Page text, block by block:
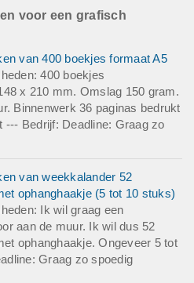
voor een grafisch
van 400 boekjes formaat A5
400 boekjes
x 210 mm. Omslag 150 gram.
Binnenwerk 36 paginas bedrukt
--- Bedrijf: Deadline: Graag zo
van weekkalander 52
ophanghaakje (5 tot 10 stuks)
Ik wil graag een
aan de muur. Ik wil dus 52
ophanghaakje. Ongeveer 5 tot
Graag zo spoedig